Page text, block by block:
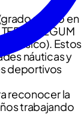
(grado medio en
TEGUM
físico). Estos
náuticas y
deportivos
reconocer la
trabajando